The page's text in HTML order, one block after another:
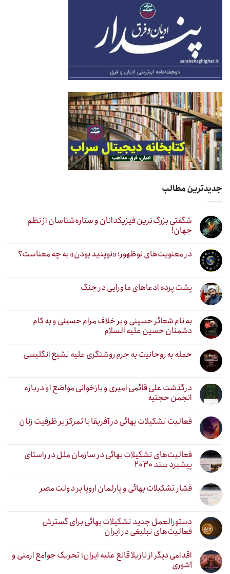
جدیدترین مطالب
شگفتی بزرگ‌ترین فیزیکدانان و ستاره‌شناسان از نظم
جهان!
در معنویت‌های نوظهور؛ «نوپدید بودن» به چه معناست؟
پشت پرده ادعاهای ماورایی در جنگ
به نام شعائر حسینی و بر خلاف مرام حسینی و به کام
دشمنان حسین علیه السلام
حمله به روحانیت به جرم روشنگری علیه تشیع انگلیسی
درگذشت علی قائمی امیری و بازخوانی مواضع او درباره
انجمن حجتیه
فعالیت تشکیلات بهائی در آفریقا با تمرکز بر ظرفیت زنان
فعالیت‌های تشکیلات بهائی در سازمان ملل در راستای
پیشبرد سند ۲۰۳۰
فشار تشکیلات بهائی و پارلمان اروپا بر دولت مصر
دستورالعمل جدید تشکیلات بهائی برای گسترش
فعالیت‌های تبلیغی در ایران
اقدامی دیگر از نازیلا قانع علیه ایران؛ تحریک جوامع ارمنی و
آشوری